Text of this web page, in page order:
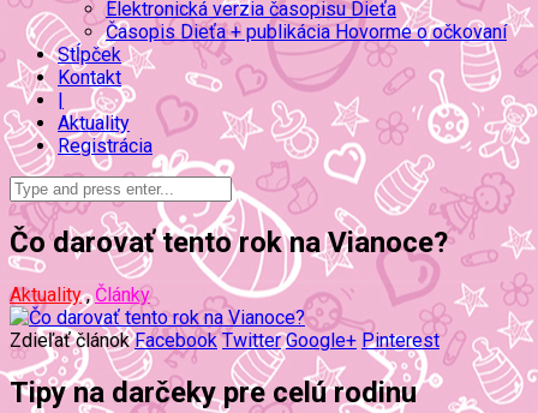
Elektronická verzia časopisu Dieťa
Časopis Dieťa + publikácia Hovorme o očkovaní
Stĺpček
Kontakt
|
Aktuality
Registrácia
Čo darovať tento rok na Vianoce?
Aktuality,Články
Zdieľať článok Facebook Twitter Google+ Pinterest
Tipy na darčeky pre celú rodinu